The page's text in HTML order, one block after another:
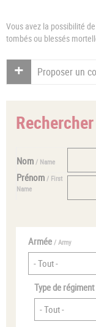
Vous avez la possibilité de
tombés ou blessés
Proposer un
Rechercher
Nom / Name
Prénom / First
Name
Armée / Army
Type de régiment